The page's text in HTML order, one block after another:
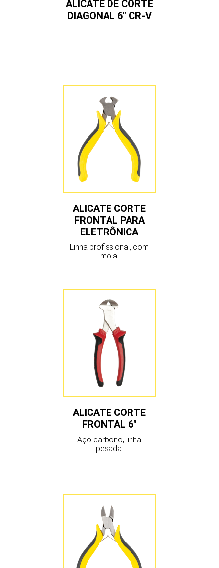
ALICATE DE CORTE
DIAGONAL 6″ CR-V
ALICATE CORTE
FRONTAL PARA
ELETRÔNICA
Linha profissional, com
mola.
ALICATE CORTE
FRONTAL 6″
Aço carbono, linha
pesada.